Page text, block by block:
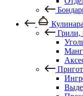
Грили,